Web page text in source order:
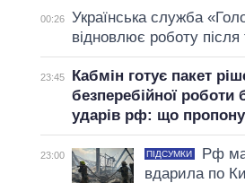
00:26
Українська служба
відновлює роботу після
23:45
Кабмін готує пакет
безперебійної роботи
ударів рф: що
23:00 ПІДСУМКИ
Рф
вдарила по